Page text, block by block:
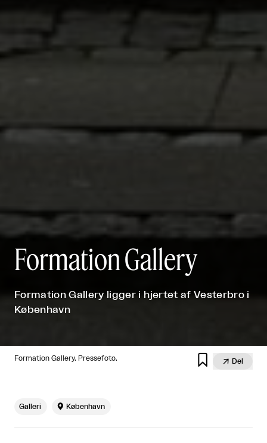
Formation Gallery
Formation Gallery ligger i hjertet af Vesterbro i
København
Formation Gallery. Pressefoto.   Del
Galleri  København